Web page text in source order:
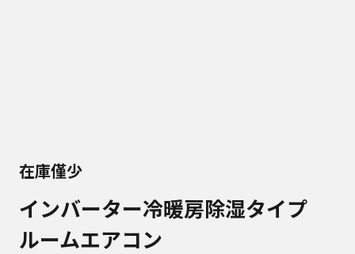
在庫僅少
インバーター冷暖房除湿タイプ
ルームエアコン